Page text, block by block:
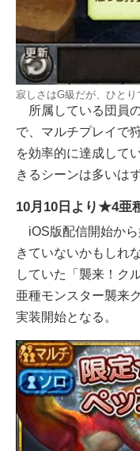
寂しさはG級だが、ひと
所属している団員
で、マルチプレイで
を効率的に達成して
きるシーンは多いはず
10月10日より★4亜
iOS版配信開始から
きていないかもしれ
していた「襲来！ク
亜種モンスター襲来
実装開始となる。